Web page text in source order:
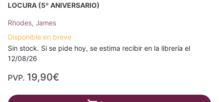
LOCURA (5º ANIVERSARIO)
Rhodes, James
Disponible en breve
Sin stock. Si se pide hoy, se estima recibir en la librería el
12/08/26
PVP. 19,90€